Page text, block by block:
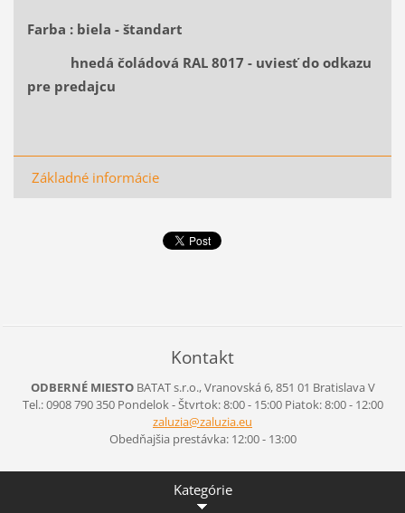
Farba : biela - štandart
hnedá čoládová RAL 8017 - uviesť do odkazu
pre predajcu
Základné informácie
Kontakt
ODBERNÉ MIESTO BATAT s.r.o., Vranovská 6, 851 01 Bratislava V
Tel.: 0908 790 350 Pondelok - Štvrtok: 8:00 - 15:00 Piatok: 8:00 - 12:00
zaluzia@zaluzia.eu
Obedňajšia prestávka: 12:00 - 13:00
Kategórie